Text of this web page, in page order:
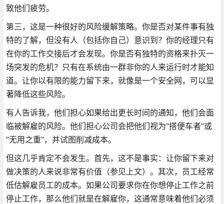
致他们疲劳。
第三，这是一种很好的风险缓解策略。你是否对某件事有独
特的了解，但没有人（包括你自己）意识到？你的经理只有
在你的工作交接后才会发现。你是否有独特的资格来扑灭一
场突发的危机？只有在系统由一群非你的人来运行时才能知
道。让你以有限的能力留下来，就像是一个安全网，可以显
著降低这些风险。
有人告诉我，他们担心如果给出更长时间的通知，他们会面
临被解雇的风险。他们担心公司会把他们视为“搭便车者”或
“无用之重”，并试图削减成本。
但这几乎肯定不会发生。首先，这不是事实：让你留下来对
做决策的人来说非常有价值（参见上文）。其次，员工经常
低估解雇员工的成本。如果公司要求你在你想停止工作之前
停止工作，那么他们就是在解雇你，这通常意味着他们必须